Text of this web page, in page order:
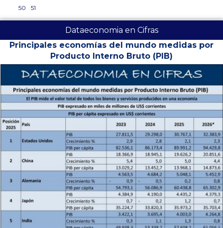
50
51
Dataeconomia en Cifras
Principales economías del mundo medidas por
Producto Interno Bruto (PIB)